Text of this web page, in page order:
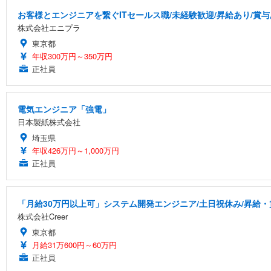
お客様とエンジニアを繋ぐITセールス職/未経験歓迎/昇給あり/賞与
株式会社エニプラ
東京都
年収300万円～350万円
正社員
電気エンジニア「強電」
日本製紙株式会社
埼玉県
年収426万円～1,000万円
正社員
「月給30万円以上可」システム開発エンジニア/土日祝休み/昇給・
株式会社Creer
東京都
月給31万600円～60万円
正社員